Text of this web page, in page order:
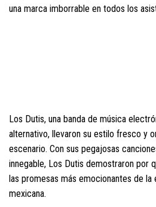
una marca imborrable en todos los
Los Dutis, una banda de música
alternativo, llevaron su estilo fresco y
escenario. Con sus pegajosas
innegable, Los Dutis demostraron por
las promesas más emocionantes de la
mexicana.